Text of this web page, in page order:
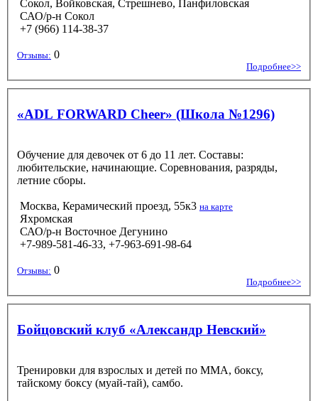
Сокол, Войковская, Стрешнево, Панфиловская
САО/р-н Сокол
+7 (966) 114-38-37
Отзывы: 0
Подробнее>>
«ADL FORWARD Cheer» (Школа №1296)
Обучение для девочек от 6 до 11 лет. Составы:
любительские, начинающие. Соревнования, разряды,
летние сборы.
Москва, Керамический проезд, 55к3 на карте
Яхромская
САО/р-н Восточное Дегунино
+7-989-581-46-33, +7-963-691-98-64
Отзывы: 0
Подробнее>>
Бойцовский клуб «Александр Невский»
Тренировки для взрослых и детей по ММА, боксу,
тайскому боксу (муай-тай), самбо.